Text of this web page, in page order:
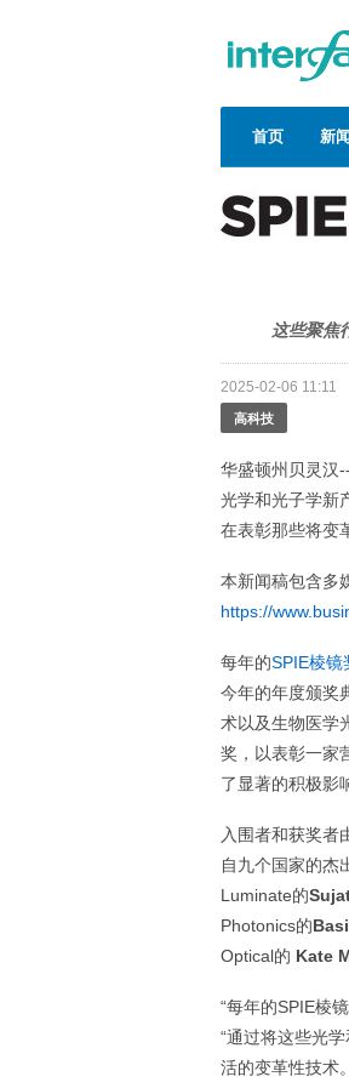
首页 新
这些聚焦
2025-02-06 11:11
高科技
华盛顿州贝灵汉
光学和光子学新
在表彰那些将变
本新闻稿包含多
https://
每年的SPIE棱镜
今年的年度颁奖
术以及生物医学
奖，以表彰一家
了显著的积极影
入围者和获奖者
自九个国家的杰
Luminate的
Photonics的
Optical的 Kate
“每年的SPIE棱
“通过将这些光
活的变革性技术